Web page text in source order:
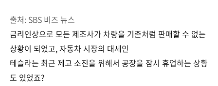
출처: SBS 비즈 뉴스
금리인상으로 모든 제조사가 차량을 기존처럼 판매할 수 없는
상황이 되었고, 자동차 시장의 대세인
테슬라는 최근 제고 소진을 위해서 공장을 잠시 휴업하는 상황
도 있었죠?